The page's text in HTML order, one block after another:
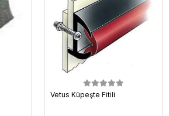
Vetus Küpeşte Fitili